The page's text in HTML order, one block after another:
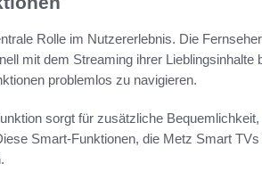
Rolle im Nutzererlebnis. Die
mit dem Streaming ihrer Lieblingsinhalte
problemlos zu navigieren.
sorgt für zusätzliche
Smart-Funktionen, die Metz Smart